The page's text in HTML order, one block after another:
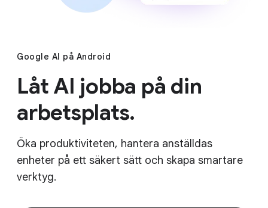
Google AI på Android
Låt AI jobba på din
arbetsplats.
Öka produktiviteten, hantera anställdas
enheter på ett säkert sätt och skapa smartare
verktyg.